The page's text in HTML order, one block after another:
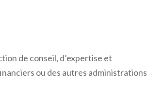
de conseil, d’expertise et
ou des autres administrations